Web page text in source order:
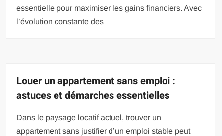
essentielle pour maximiser les gains financiers. Avec
l’évolution constante des
Louer un appartement sans emploi :
astuces et démarches essentielles
Dans le paysage locatif actuel, trouver un
appartement sans justifier d’un emploi stable peut